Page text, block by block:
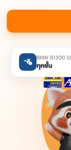
BMW R1300
ทุกชั้น